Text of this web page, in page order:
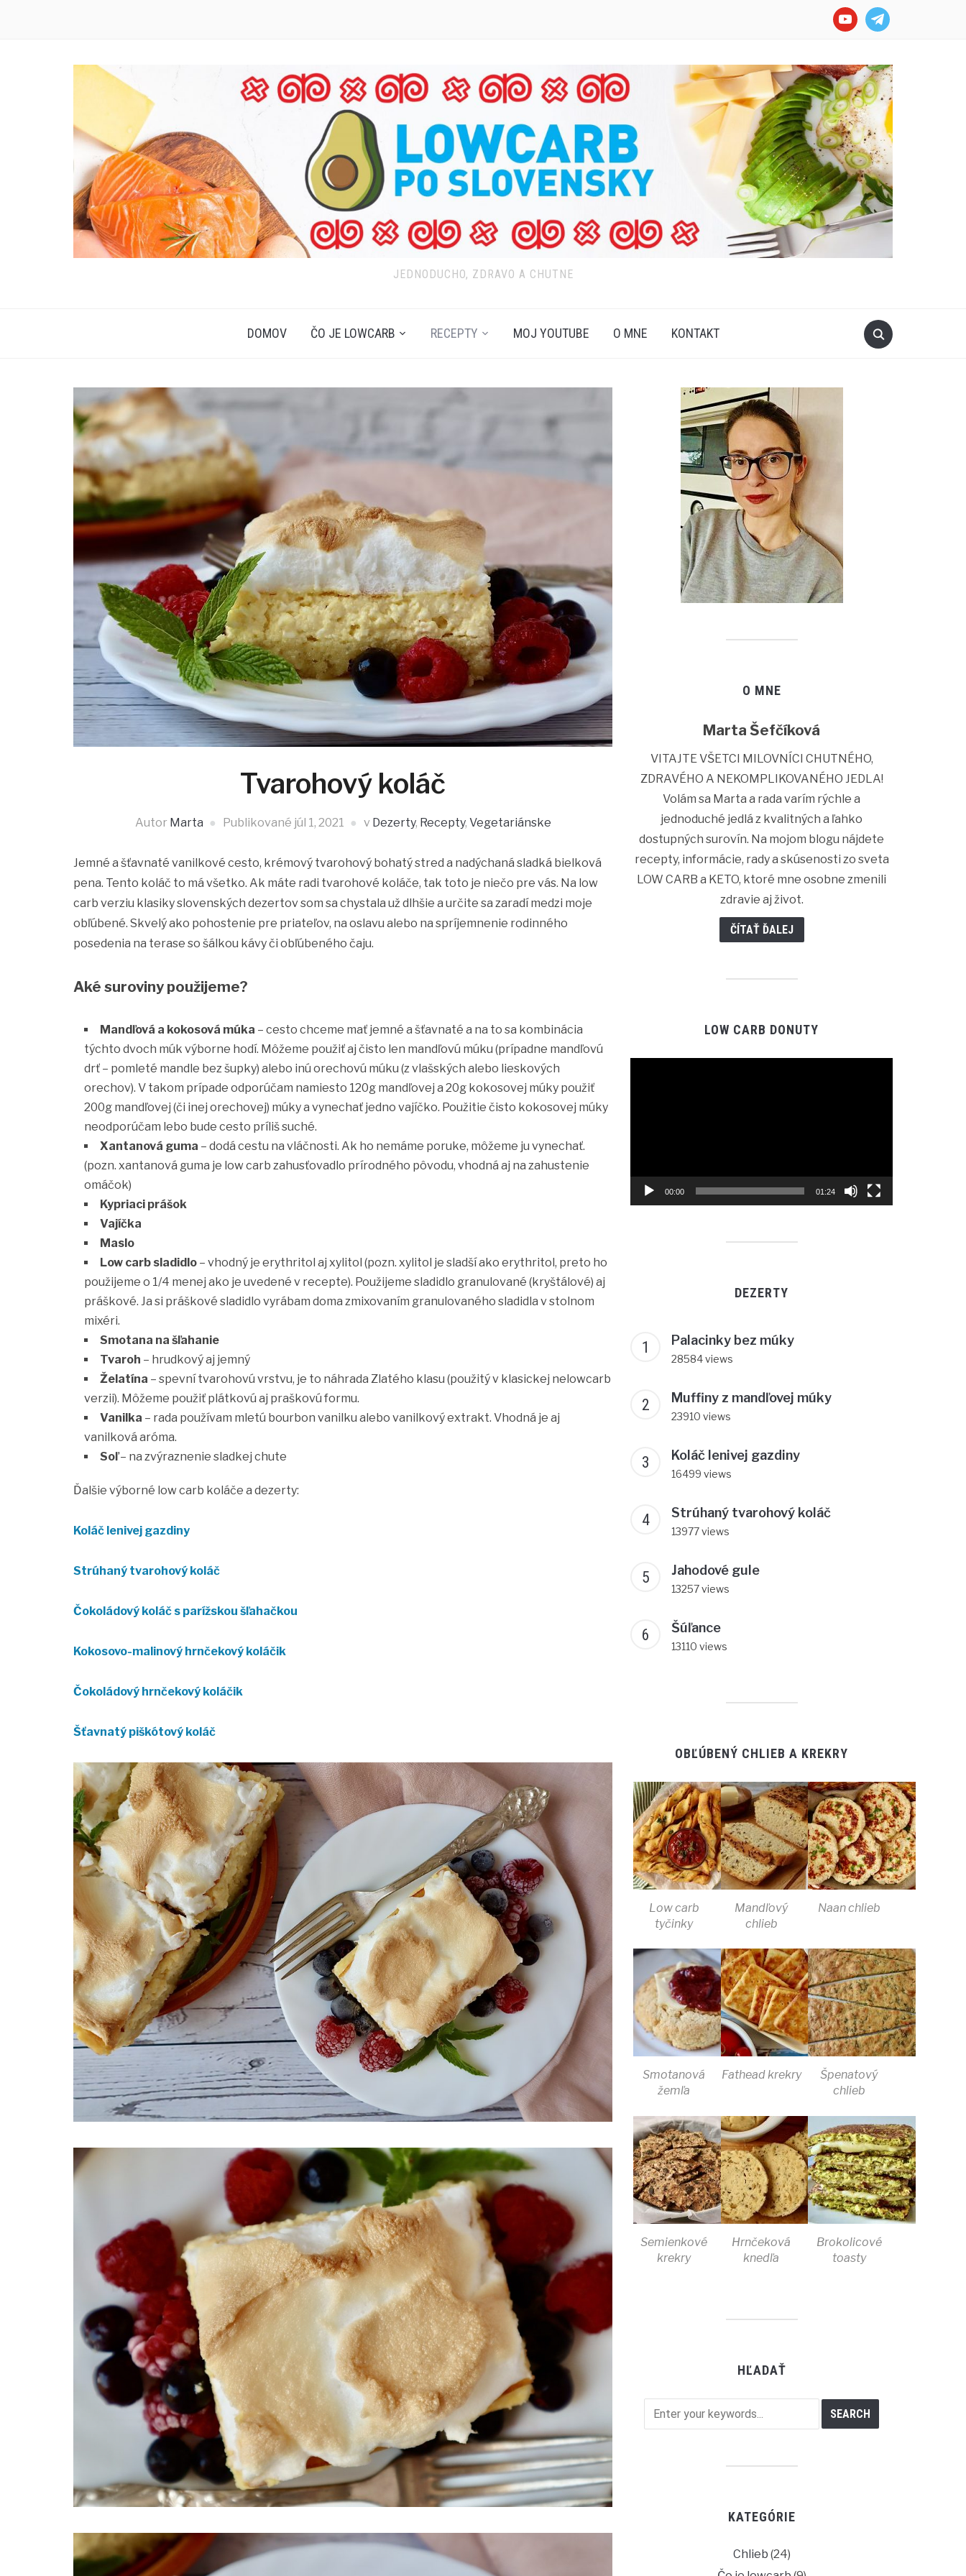
youtubetelegram
JEDNODUCHO, ZDRAVO A CHUTNE
DOMOV ČO JE LOWCARB RECEPTY MOJ YOUTUBE O MNE KONTAKT
Tvarohový koláč
Autor Marta Publikované júl 1, 2021 v Dezerty, Recepty, Vegetariánske
Jemné a šťavnaté vanilkové cesto, krémový tvarohový bohatý stred a nadýchaná sladká bielková
pena. Tento koláč to má všetko. Ak máte radi tvarohové koláče, tak toto je niečo pre vás. Na low
carb verziu klasiky slovenských dezertov som sa chystala už dlhšie a určite sa zaradí medzi moje
obľúbené. Skvelý ako pohostenie pre priateľov, na oslavu alebo na spríjemnenie rodinného
posedenia na terase so šálkou kávy či obľúbeného čaju.
Aké suroviny použijeme?
Mandľová a kokosová múka – cesto chceme mať jemné a šťavnaté a na to sa kombinácia
týchto dvoch múk výborne hodí. Môžeme použiť aj čisto len mandľovú múku (prípadne mandľovú
drť – pomleté mandle bez šupky) alebo inú orechovú múku (z vlašských alebo lieskových
orechov). V takom prípade odporúčam namiesto 120g mandľovej a 20g kokosovej múky použiť
200g mandľovej (či inej orechovej) múky a vynechať jedno vajíčko. Použitie čisto kokosovej múky
neodporúčam lebo bude cesto príliš suché.
Xantanová guma – dodá cestu na vláčnosti. Ak ho nemáme poruke, môžeme ju vynechať.
(pozn. xantanová guma je low carb zahusťovadlo prírodného pôvodu, vhodná aj na zahustenie
omáčok)
Kypriaci prášok
Vajíčka
Maslo
Low carb sladidlo – vhodný je erythritol aj xylitol (pozn. xylitol je sladší ako erythritol, preto ho
použijeme o 1/4 menej ako je uvedené v recepte). Použijeme sladidlo granulované (kryštálové) aj
práškové. Ja si práškové sladidlo vyrábam doma zmixovaním granulovaného sladidla v stolnom
mixéri.
Smotana na šľahanie
Tvaroh – hrudkový aj jemný
Želatína – spevní tvarohovú vrstvu, je to náhrada Zlatého klasu (použitý v klasickej nelowcarb
verzii). Môžeme použiť plátkovú aj praškovú formu.
Vanilka – rada používam mletú bourbon vanilku alebo vanilkový extrakt. Vhodná je aj
vanilková aróma.
Soľ– na zvýraznenie sladkej chute
Ďalšie výborné low carb koláče a dezerty:
Koláč lenivej gazdiny
Strúhaný tvarohový koláč
Čokoládový koláč s parížskou šľahačkou
Kokosovo-malinový hrnčekový koláčik
Čokoládový hrnčekový koláčik
Šťavnatý piškótový koláč
O MNE
Marta Šefčíková
VITAJTE VŠETCI MILOVNÍCI CHUTNÉHO,
ZDRAVÉHO A NEKOMPLIKOVANÉHO JEDLA!
Volám sa Marta a rada varím rýchle a
jednoduché jedlá z kvalitných a ľahko
dostupných surovín. Na mojom blogu nájdete
recepty, informácie, rady a skúsenosti zo sveta
LOW CARB a KETO, ktoré mne osobne zmenili
zdravie aj život.
ČÍTAŤ ĎALEJ
LOW CARB DONUTY
00:00 01:24
DEZERTY
Palacinky bez múky
28584 views
Muffiny z mandľovej múky
23910 views
Koláč lenivej gazdiny
16499 views
Strúhaný tvarohový koláč
13977 views
Jahodové gule
13257 views
Šúľance
13110 views
OBĽÚBENÝ CHLIEB A KREKRY
Low carb
tyčinky
Mandľový
chlieb
Naan chlieb
Smotanová
žemľa
Fathead krekry
Špenatový
chlieb
Semienkové
krekry
Hrnčeková
knedľa
Brokolicové
toasty
HĽADAŤ
KATEGÓRIE
Chlieb (24)